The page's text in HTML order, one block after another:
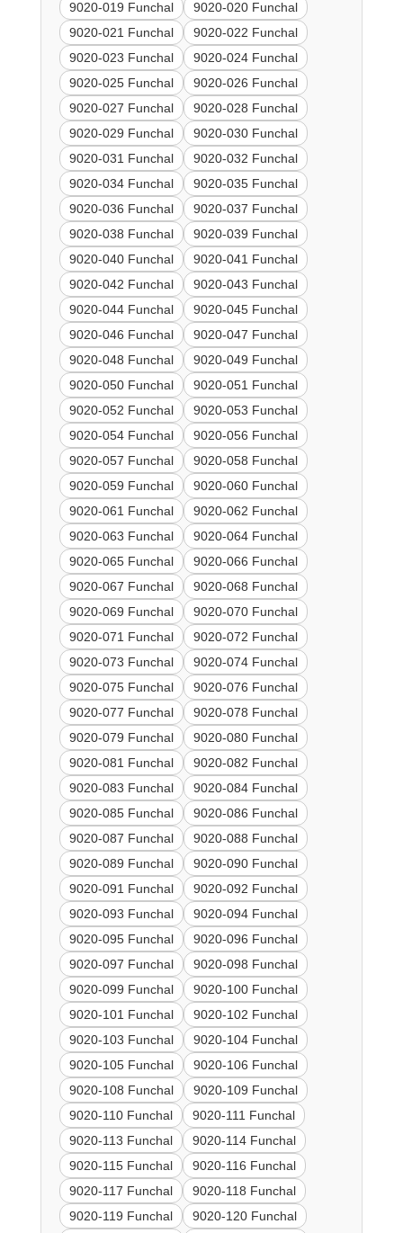
9020-019 Funchal
9020-020 Funchal
9020-021 Funchal
9020-022 Funchal
9020-023 Funchal
9020-024 Funchal
9020-025 Funchal
9020-026 Funchal
9020-027 Funchal
9020-028 Funchal
9020-029 Funchal
9020-030 Funchal
9020-031 Funchal
9020-032 Funchal
9020-034 Funchal
9020-035 Funchal
9020-036 Funchal
9020-037 Funchal
9020-038 Funchal
9020-039 Funchal
9020-040 Funchal
9020-041 Funchal
9020-042 Funchal
9020-043 Funchal
9020-044 Funchal
9020-045 Funchal
9020-046 Funchal
9020-047 Funchal
9020-048 Funchal
9020-049 Funchal
9020-050 Funchal
9020-051 Funchal
9020-052 Funchal
9020-053 Funchal
9020-054 Funchal
9020-056 Funchal
9020-057 Funchal
9020-058 Funchal
9020-059 Funchal
9020-060 Funchal
9020-061 Funchal
9020-062 Funchal
9020-063 Funchal
9020-064 Funchal
9020-065 Funchal
9020-066 Funchal
9020-067 Funchal
9020-068 Funchal
9020-069 Funchal
9020-070 Funchal
9020-071 Funchal
9020-072 Funchal
9020-073 Funchal
9020-074 Funchal
9020-075 Funchal
9020-076 Funchal
9020-077 Funchal
9020-078 Funchal
9020-079 Funchal
9020-080 Funchal
9020-081 Funchal
9020-082 Funchal
9020-083 Funchal
9020-084 Funchal
9020-085 Funchal
9020-086 Funchal
9020-087 Funchal
9020-088 Funchal
9020-089 Funchal
9020-090 Funchal
9020-091 Funchal
9020-092 Funchal
9020-093 Funchal
9020-094 Funchal
9020-095 Funchal
9020-096 Funchal
9020-097 Funchal
9020-098 Funchal
9020-099 Funchal
9020-100 Funchal
9020-101 Funchal
9020-102 Funchal
9020-103 Funchal
9020-104 Funchal
9020-105 Funchal
9020-106 Funchal
9020-108 Funchal
9020-109 Funchal
9020-110 Funchal
9020-111 Funchal
9020-113 Funchal
9020-114 Funchal
9020-115 Funchal
9020-116 Funchal
9020-117 Funchal
9020-118 Funchal
9020-119 Funchal
9020-120 Funchal